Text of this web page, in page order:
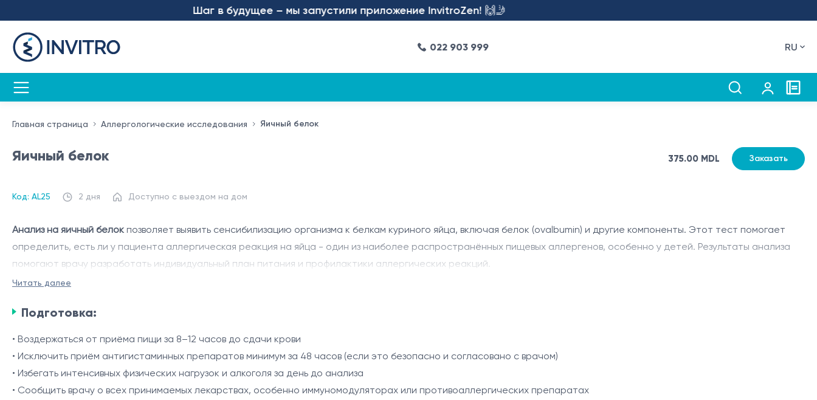
Шаг в будущее – мы запустили приложение InvitroZen! 🙌🤳
022 903 999 RU
Главная страница Аллергологические исследования Яичный белок
Яичный белок
Код: AL25 2 дня Доступно с выездом на дом
375.00 MDL Заказать
Анализ на яичный белок позволяет выявить сенсибилизацию организма к белкам куриного яйца, включая белок (ovalbumin) и другие компоненты. Этот тест помогает
определить, есть ли у пациента аллергическая реакция на яйца - один из наиболее распространённых пищевых аллергенов, особенно у детей. Результаты анализа
помогают врачу разработать индивидуальный план питания и профилактики аллергических реакций.
Показания
• частые пищевые аллергии, особенно у детей младшего возраста
• проблемы с пищеварением после употребления яиц (вздутие, диарея, боли в животе)
• наличие анамнеза анафилактических реакций на яйца
• необходимость уточнения источника аллергии в составе комплексной диагностики пищевых аллергенов
Процедура
Забор крови проводится из вены, обычно в локтевом сгибе.
Читать далее
Подготовка:
• Воздержаться от приёма пищи за 8–12 часов до сдачи крови
• Исключить приём антигистаминных препаратов минимум за 48 часов (если это безопасно и согласовано с врачом)
• Избегать интенсивных физических нагрузок и алкоголя за день до анализа
• Сообщить врачу о всех принимаемых лекарствах, особенно иммуномодуляторах или противоаллергических препаратах